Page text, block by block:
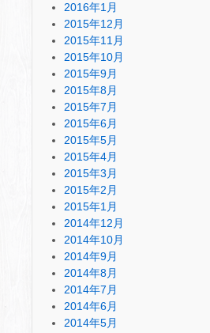
2016年1月
2015年12月
2015年11月
2015年10月
2015年9月
2015年8月
2015年7月
2015年6月
2015年5月
2015年4月
2015年3月
2015年2月
2015年1月
2014年12月
2014年10月
2014年9月
2014年8月
2014年7月
2014年6月
2014年5月